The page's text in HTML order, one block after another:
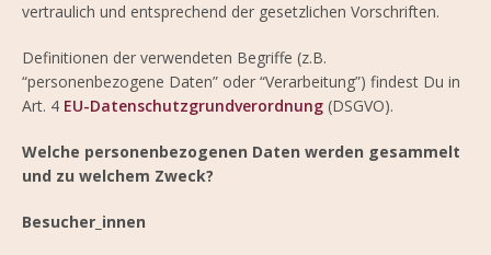
vertraulich und entsprechend der gesetzlichen Vorschriften.
Definitionen der verwendeten Begriffe (z.B.
“personenbezogene Daten” oder “Verarbeitung”) findest Du in
Art. 4 EU-Datenschutzgrundverordnung (DSGVO).
Welche personenbezogenen Daten werden gesammelt
und zu welchem Zweck?
Besucher_innen